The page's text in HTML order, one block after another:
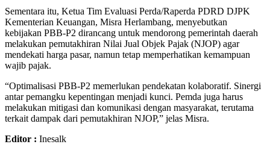
Sementara itu, Ketua Tim Evaluasi Perda/Raperda PDRD DJPK
Kementerian Keuangan, Misra Herlambang, menyebutkan
kebijakan PBB-P2 dirancang untuk mendorong pemerintah daerah
melakukan pemutakhiran Nilai Jual Objek Pajak (NJOP) agar
mendekati harga pasar, namun tetap memperhatikan kemampuan
wajib pajak.
“Optimalisasi PBB-P2 memerlukan pendekatan kolaboratif. Sinergi
antar pemangku kepentingan menjadi kunci. Pemda juga harus
melakukan mitigasi dan komunikasi dengan masyarakat, terutama
terkait dampak dari pemutakhiran NJOP,” jelas Misra.
Editor : Inesalk